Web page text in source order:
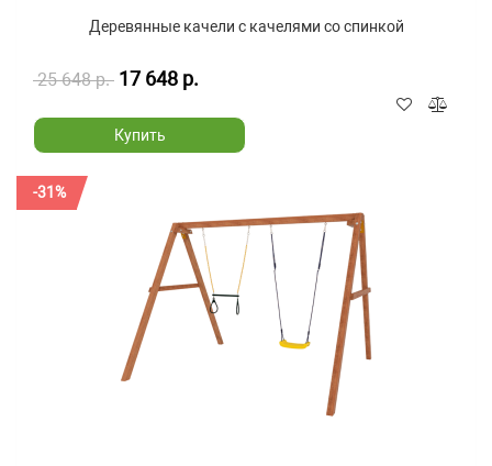
Деревянные качели с качелями со спинкой
25 648 р. 17 648 р.
Купить
-31%